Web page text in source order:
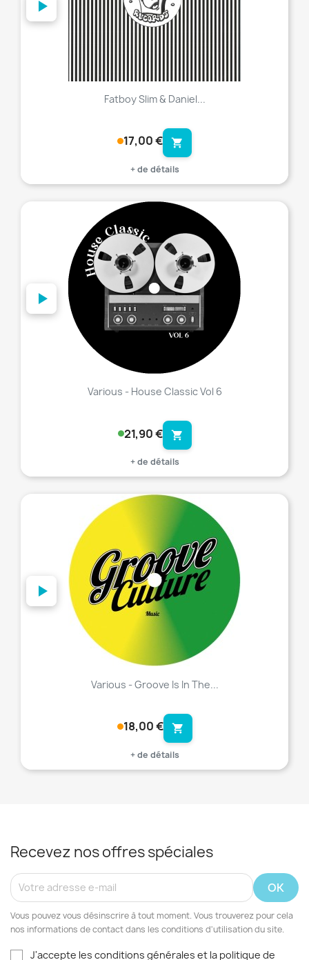
Fatboy Slim & Daniel...
17,00 € shopping_cart
+ de détails
Various - House Classic Vol 6
21,90 € shopping_cart
+ de détails
Various - Groove Is In The...
18,00 € shopping_cart
+ de détails
Recevez nos offres spéciales
Vous pouvez vous désinscrire à tout moment. Vous trouverez pour cela
nos informations de contact dans les conditions d'utilisation du site.
J'accepte les conditions générales et la politique de